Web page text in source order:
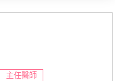
主任醫師